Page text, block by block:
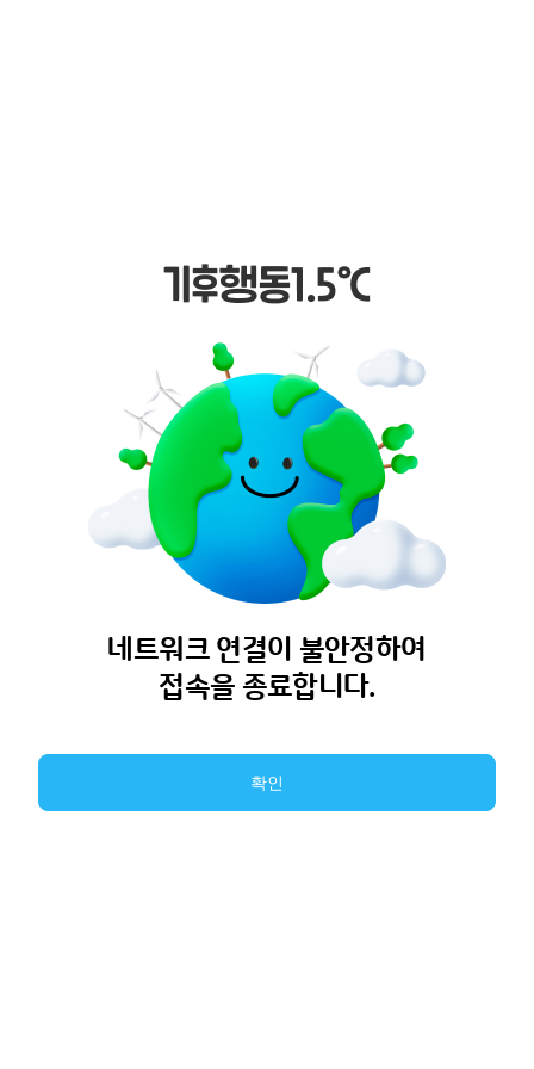
네트워크 연결이 불안정하여
접속을 종료합니다.
확인